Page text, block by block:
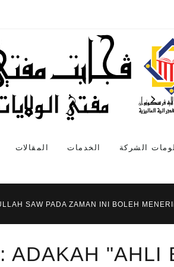
الشركة الخدمات المقالات
SAW PADA ZAMAN INI BOLEH
ADAKAH "AHLI